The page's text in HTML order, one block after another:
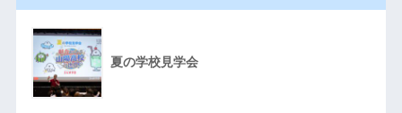
夏の学校見学会